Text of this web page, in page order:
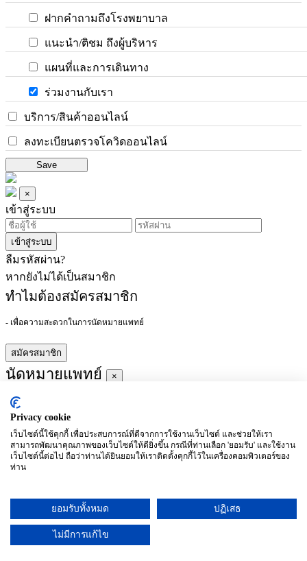
ฝากคำถามถึงโรงพยาบาล
แนะนำ/ติชม ถึงผู้บริหาร
แผนที่และการเดินทาง
ร่วมงานกับเรา
บริการ/สินค้าออนไลน์
ลงทะเบียนตรวจโควิดออนไลน์
Save
×
เข้าสู่ระบบ
เข้าสู่ระบบ
ลืมรหัสผ่าน?
หากยังไม่ได้เป็นสมาชิก
ทำไมต้องสมัครสมาชิก
- เพื่อความสะดวกในการนัดหมายแพทย์
สมัครสมาชิก
นัดหมายแพทย์ ×
ผู้ชำนาญการ
ประจำ :
อาทิตย์
จันทร์
(27/09)
อังคาร
(28/09)
พุธ
พฤหัสบดี
ศุกร์
เสาร์
Privacy cookie
เว็บไซต์นี้ใช้คุกกี้ เพื่อประสบการณ์ที่ดีจากการใช้งานเว็บไซต์ และช่วยให้เรา
สามารถพัฒนาคุณภาพของเว็บไซต์ให้ดียิ่งขึ้น กรณีที่ท่านเลือก 'ยอมรับ' และใช้งาน
เว็บไซต์นี้ต่อไป ถือว่าท่านได้ยินยอมให้เราติดตั้งคุกกี้ไว้ในเครื่องคอมพิวเตอร์ของ
ท่าน
ยอมรับทั้งหมด ปฏิเสธ
ไม่มีการแก้ไข